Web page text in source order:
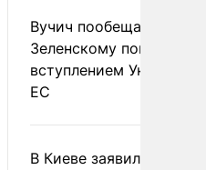
Вучич пообещал
Зеленскому помочь со
вступлением Украины в
ЕС
В Киеве заявили о